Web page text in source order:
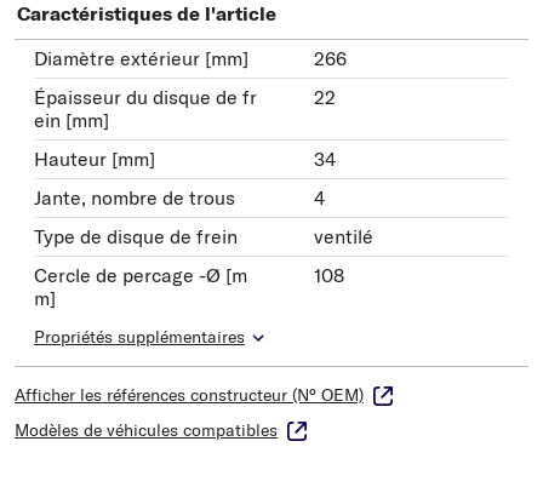
Caractéristiques de l'article
Diamètre extérieur [mm]
266
Épaisseur du disque de fr
ein [mm]
22
Hauteur [mm]
34
Jante, nombre de trous
4
Type de disque de frein
ventilé
Cercle de percage -Ø [m
m]
108
Propriétés supplémentaires
Afficher les références constructeur (N° OEM)
Modèles de véhicules compatibles